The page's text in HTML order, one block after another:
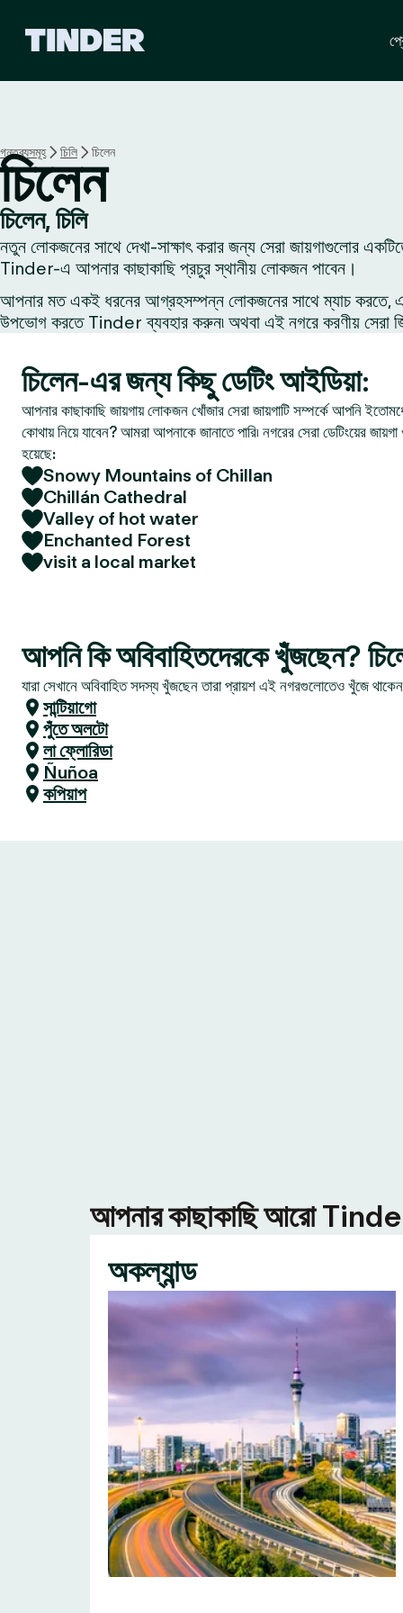
গন্তব্যসমূহ চিলি চিলেন
চিলেন
চিলেন, চিলি
নতুন লোকজনের সাথে দেখা-সাক্ষাৎ করার জন্য সেরা জায়গাগুলোর
Tinder-এ আপনার কাছাকাছি প্রচুর স্থানীয় লোকজন পাবেন।
আপনার মত একই ধরনের আগ্রহসম্পন্ন লোকজনের সাথে ম্যাচ করতে,
উপভোগ করতে Tinder ব্যবহার করুন৷ অথবা এই নগরে করণীয় সেরা
চিলেন-এর জন্য কিছু ডেটিং আইডিয়া:
আপনার কাছাকাছি জায়গায় লোকজন খোঁজার সেরা জায়গাটি সম্পর্কে আপনি
কোথায় নিয়ে যাবেন? আমরা আপনাকে জানাতে পারি৷ নগরের সেরা ডেটিংয়ের
হয়েছে:
Snowy Mountains of Chillan
Chillán Cathedral
Valley of hot water
Enchanted Forest
visit a local market
আপনি কি অবিবাহিতদেরকে খুঁজছেন?
যারা সেখানে অবিবাহিত সদস্য খুঁজছেন তারা প্রায়শ এই নগরগুলোতেও খুঁজে
সান্টিয়াগো
পুঁতে অলটো
লা ফ্লোরিডা
Ñuñoa
কপিয়াপ
আপনার কাছাকাছি আরো
অকল্যান্ড